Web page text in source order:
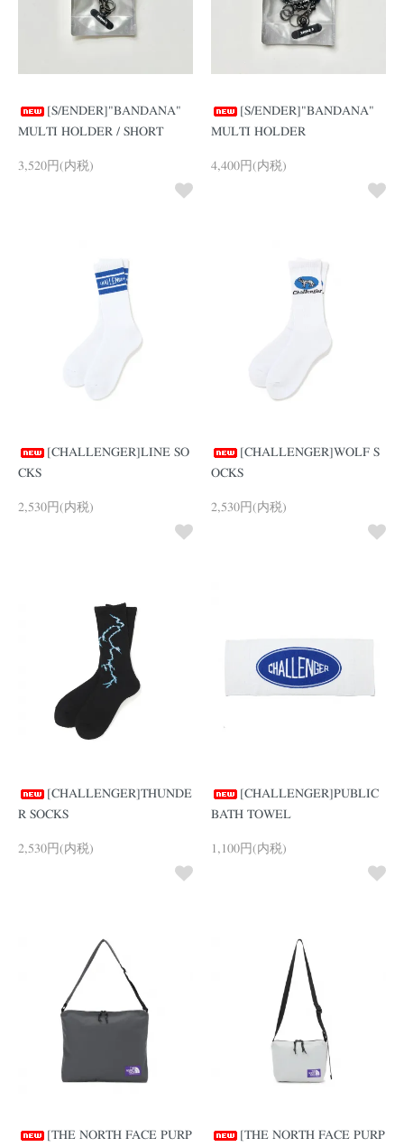
[S/ENDER]"BANDANA"
MULTI HOLDER / SHORT
3,520円(内税)
[S/ENDER]"BANDANA"
MULTI HOLDER
4,400円(内税)
[CHALLENGER]LINE SO
CKS
2,530円(内税)
[CHALLENGER]WOLF S
OCKS
2,530円(内税)
[CHALLENGER]THUNDE
R SOCKS
2,530円(内税)
[CHALLENGER]PUBLIC
BATH TOWEL
1,100円(内税)
[THE NORTH FACE PURP
[THE NORTH FACE PURP